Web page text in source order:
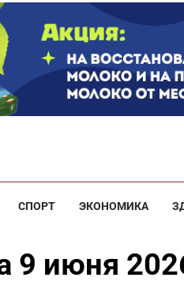
СПОРТ ЭКОНОМИКА
9 июня